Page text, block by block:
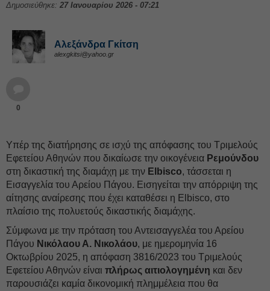
Δημοσιεύθηκε: 27 Ιανουαρίου 2026 - 07:21
Αλεξάνδρα Γκίτση
alexgkitsi@yahoo.gr
0
Υπέρ της διατήρησης σε ισχύ της απόφασης του Τριμελούς
Εφετείου Αθηνών που δικαίωσε την οικογένεια Ρεμούνδου
στη δικαστική της διαμάχη με την Elbisco, τάσσεται η
Εισαγγελία του Αρείου Πάγου. Εισηγείται την απόρριψη της
αίτησης αναίρεσης που έχει καταθέσει η Elbisco, στο
πλαίσιο της πολυετούς δικαστικής διαμάχης.
Σύμφωνα με την πρόταση του Αντεισαγγελέα του Αρείου
Πάγου Νικόλαου Α. Νικολάου, με ημερομηνία 16
Οκτωβρίου 2025, η απόφαση 3816/2023 του Τριμελούς
Εφετείου Αθηνών είναι πλήρως αιτιολογημένη και δεν
παρουσιάζει καμία δικονομική πλημμέλεια που θα